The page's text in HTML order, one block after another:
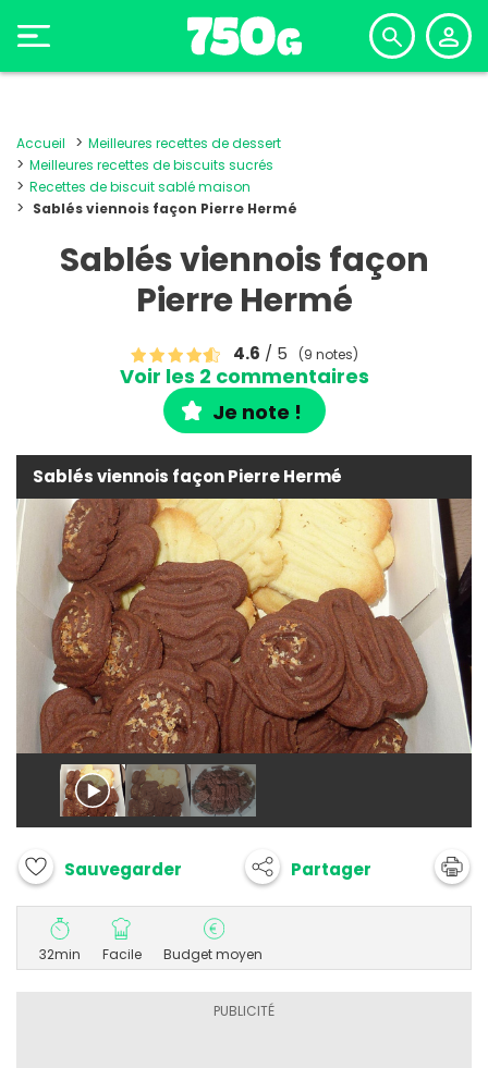
Accueil
Meilleures recettes de dessert
Meilleures recettes de biscuits sucrés
Recettes de biscuit sablé maison
Sablés viennois façon Pierre Hermé
Sablés viennois façon
Pierre Hermé
4.6 / 5 (9 notes)
Voir les 2 commentaires
Je note !
Sablés viennois façon Pierre Hermé
Sauvegarder Partager
32min Facile Budget moyen